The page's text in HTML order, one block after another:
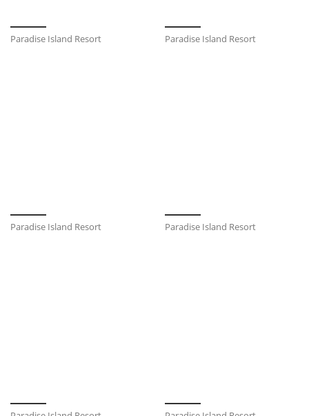
Paradise Island Resort Paradise Island Resort
Paradise Island Resort Paradise Island Resort